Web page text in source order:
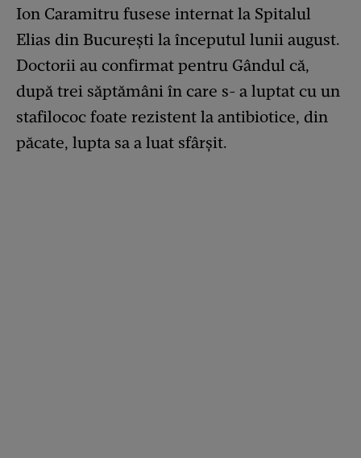
Ion Caramitru fusese internat la Spitalul
Elias din București la începutul lunii august.
Doctorii au confirmat pentru Gândul că,
după trei săptămâni în care s- a luptat cu un
stafilococ foate rezistent la antibiotice, din
păcate, lupta sa a luat sfârșit.